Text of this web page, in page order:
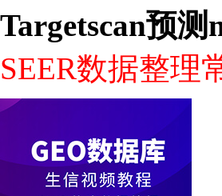
Targetscan预
SEER数据整理